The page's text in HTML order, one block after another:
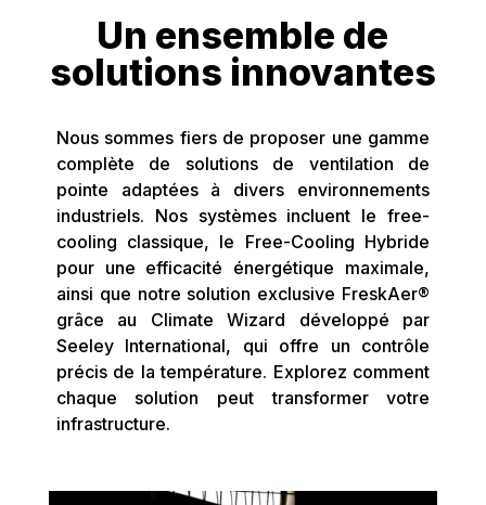
Un ensemble de
solutions innovantes
Nous sommes fiers de proposer une gamme
complète de solutions de ventilation de
pointe adaptées à divers environnements
industriels. Nos systèmes incluent le free-
cooling classique, le Free-Cooling Hybride
pour une efficacité énergétique maximale,
ainsi que notre solution exclusive FreskAer®
grâce au Climate Wizard développé par
Seeley International, qui offre un contrôle
précis de la température. Explorez comment
chaque solution peut transformer votre
infrastructure.